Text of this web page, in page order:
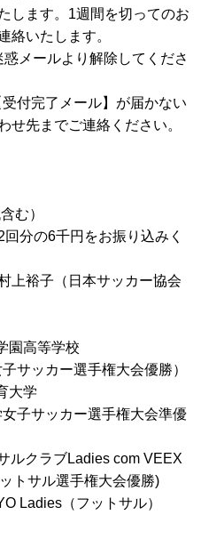
します。1週間を切ってのお
絡いたします。
メールより解除してくださ
付完了メール】が届かない
せ先までご連絡ください。
む）
分の6千円をお振り込みく
上裕子（日本サッカー協会
園高等学校
サッカー選手権大会優勝）
大学
子サッカー選手権大会準優
ルクラブLadies com VEEX
トサル選手権大会優勝)
Ladies（フットサル）